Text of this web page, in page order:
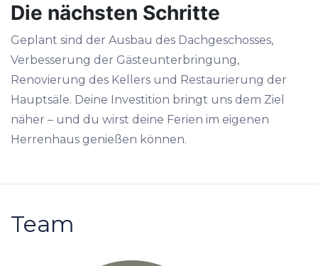
Die nächsten Schritte
Geplant sind der Ausbau des Dachgeschosses,
Verbesserung der Gästeunterbringung,
Renovierung des Kellers und Restaurierung der
Hauptsäle. Deine Investition bringt uns dem Ziel
näher – und du wirst deine Ferien im eigenen
Herrenhaus genießen können.
Team